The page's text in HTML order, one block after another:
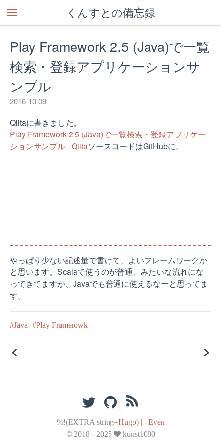
くんすとの備忘録
Play Framework 2.5 (Java)で一覧
検索・登録アプリケーションサ
ンプル
2016-10-09
Qiitaに書きました。
Play Framework 2.5 (Java)で一覧検索・登録アプリケー
ションサンプル - QiitaソースコードはGitHubに。
やっぱり少ない記述量で書けて、よいフレームワークか
と思います。Scalaで使うのが普通、みたいな流れにな
ってきてますが、Javaでも普通に使えるなーと思ってま
す。
Java Play Framerowk
%!(EXTRA string=Hugo) | - Even
© 2018 - 2025
kunst1080